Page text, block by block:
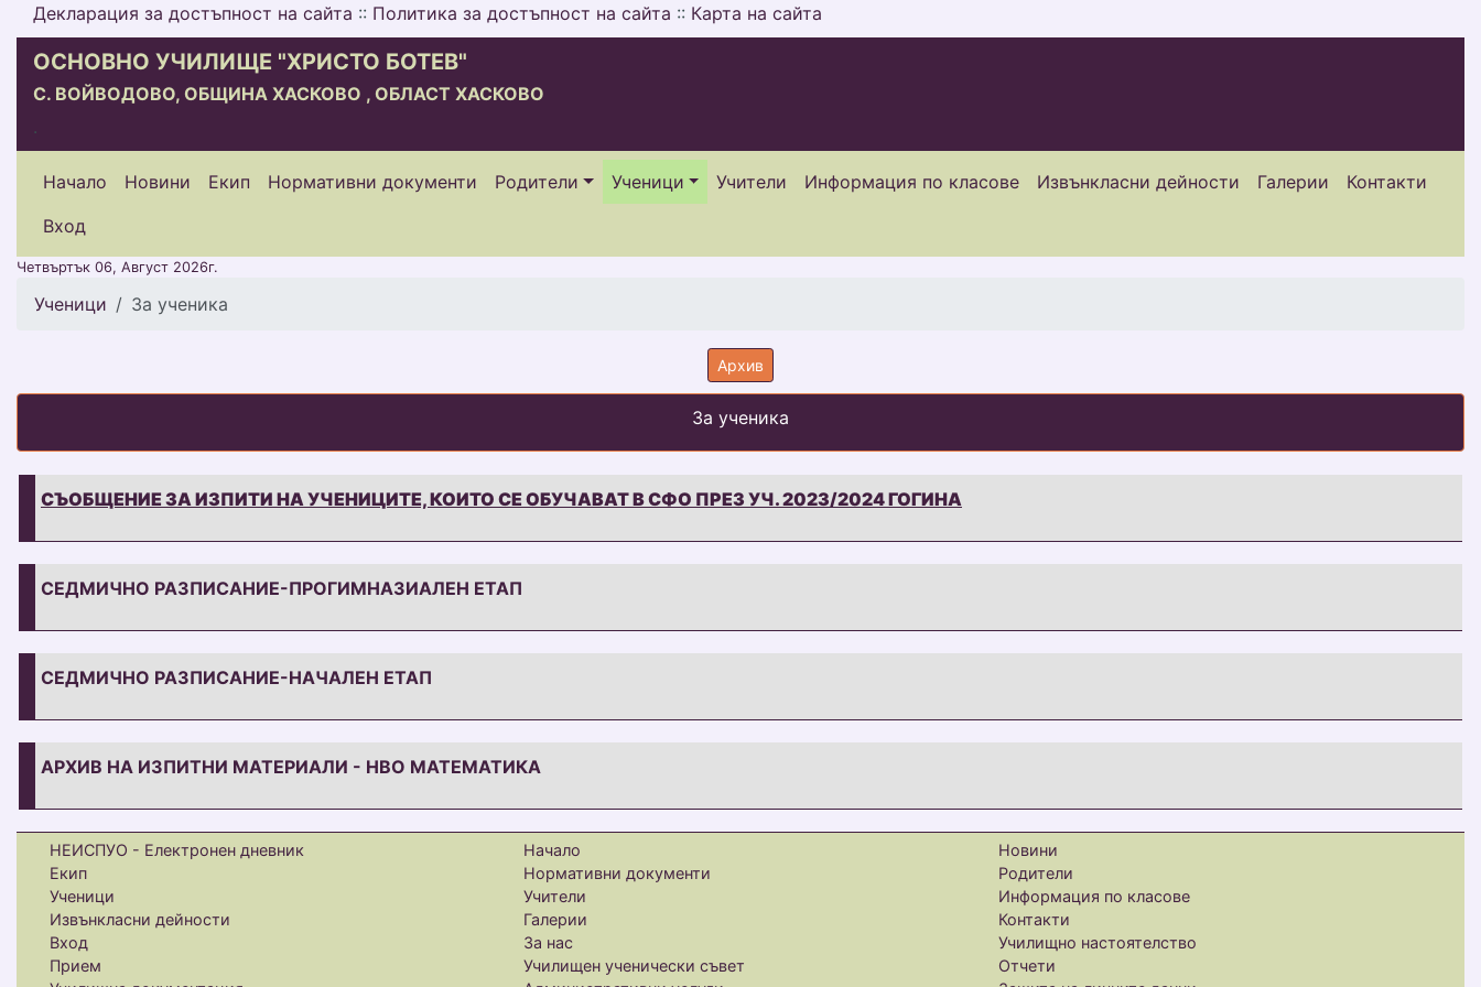
Декларация за достъпност на сайта :: Политика за достъпност на сайта :: Карта на сайта
ОСНОВНО УЧИЛИЩЕ "ХРИСТО БОТЕВ"
С. ВОЙВОДОВО, ОБЩИНА ХАСКОВО , ОБЛАСТ ХАСКОВО
.
меню горно
Начало Новини Екип Нормативни документи Родители Ученици Учители Информация по класове Извънкласни дейности Галерии
Контакти
Вход
Четвъртък 06, Август 2026г.
Ученици За ученика
Архив
За ученика
СЪОБЩЕНИЕ ЗА ИЗПИТИ НА УЧЕНИЦИТЕ, КОИТО СЕ ОБУЧАВАТ В СФО ПРЕЗ УЧ. 2023/2024 ГОГИНА
СЕДМИЧНО РАЗПИСАНИЕ-ПРОГИМНАЗИАЛЕН ЕТАП
СЕДМИЧНО РАЗПИСАНИЕ-НАЧАЛЕН ЕТАП
АРХИВ НА ИЗПИТНИ МАТЕРИАЛИ - НВО МАТЕМАТИКА
НЕИСПУО - Електронен дневник Начало
Новини
Екип
Нормативни документи
Родители
Ученици
Учители
Информация по класове
Извънкласни дейности
Галерии
Контакти
Вход
За нас
Училищно настоятелство
Прием
Училищен ученически съвет
Отчети